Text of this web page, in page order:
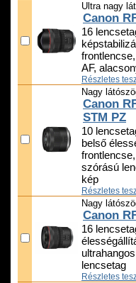
Ultra nagy
Canon
16
AF,
Részletes
Nagy
Canon
STM PZ
10
belső
szórású
kép
Részletes
Nagy
Canon
16
lencsetag
Részletes